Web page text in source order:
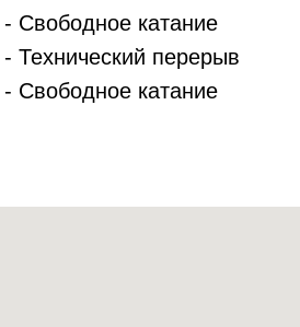
Свободное катание
Технический перерыв
Свободное катание